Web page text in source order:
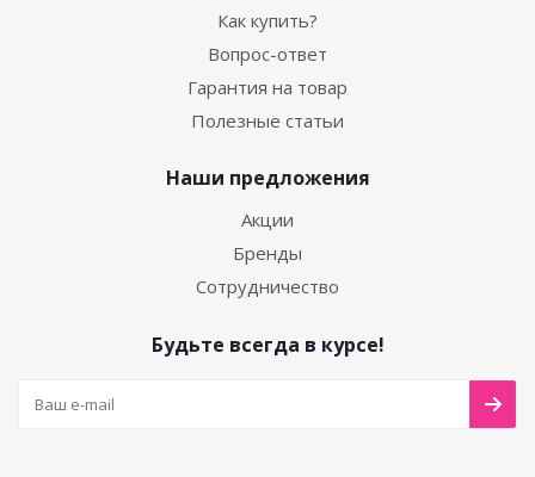
Как купить?
Вопрос-ответ
Гарантия на товар
Полезные статьи
Наши предложения
Акции
Бренды
Сотрудничество
Будьте всегда в курсе!